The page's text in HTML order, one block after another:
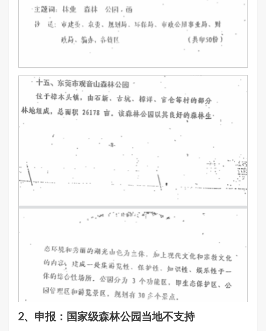
2、申报：国家级森林公园当地不支持